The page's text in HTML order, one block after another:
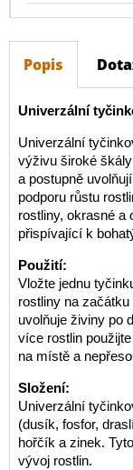
Popis
Univerzální
Univerzální
výživu široké
a postupně
podporu růstu
rostliny, okrasné a
přispívající k
Použití:
Vložte jednu
rostliny na
uvolňuje živiny po
více rostlin
na místě a
Složení:
Univerzální
(dusík, fosfor,
hořčík a zinek.
vývoj rostlin.